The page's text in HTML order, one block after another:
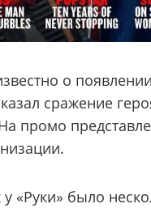
о
сражение
промо
у «Руки» было